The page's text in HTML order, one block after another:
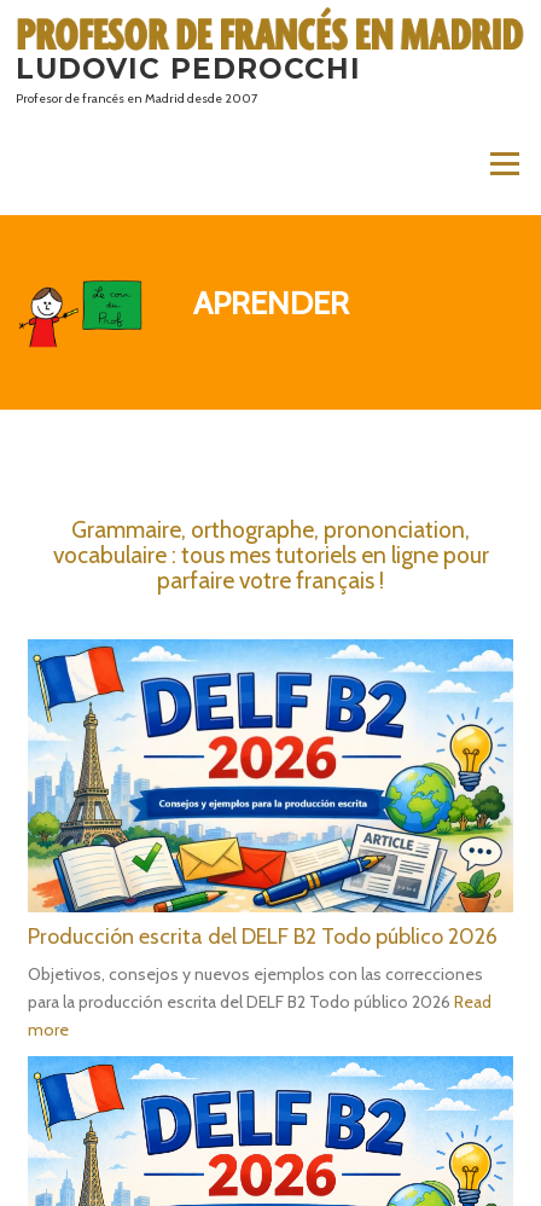
contenido
LUDOVIC PEDROCCHI
Profesor de francés en Madrid desde 2007
Menú
APRENDER
Grammaire, orthographe, prononciation,
vocabulaire : tous mes tutoriels en ligne pour
parfaire votre français !
Producción escrita del DELF B2 Todo público 2026
Objetivos, consejos y nuevos ejemplos con las correcciones
para la producción escrita del DELF B2 Todo público 2026Read
more